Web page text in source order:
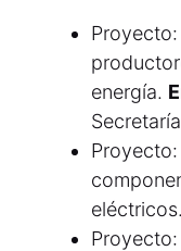
energía.
eléctricos.